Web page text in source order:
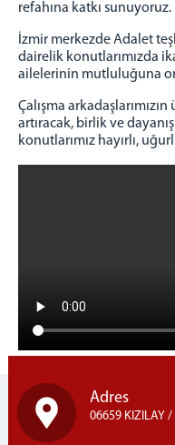
İLETİŞİM
refahına katkı sunuyoruz.
İzmir merkezde Adalet
dairelik konutlarımızda
ailelerinin mutluluğuna
Çalışma
artıracak, birlik ve
konutlarımız hayırlı,
Adres
06659 KIZILAY